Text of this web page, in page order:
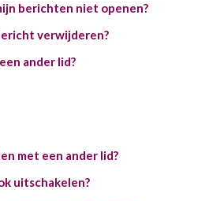
berichten niet openen?
verwijderen?
ander lid?
met een ander lid?
uitschakelen?